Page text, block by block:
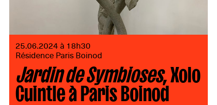
25.06.2024 à 18h30
Résidence Paris Boinod
Jardin de Symbioses, Xolo
Cuintle à Paris Boinod